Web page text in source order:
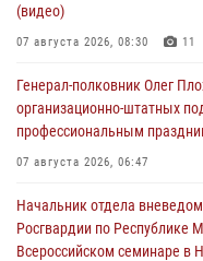
(видео)
07 августа 2026, 08:30 11
Генерал-полковник Олег
организационно-штатных
профессиональным
07 августа 2026, 06:47
Начальник отдела
Росгвардии по Республике
Всероссийском семинаре в